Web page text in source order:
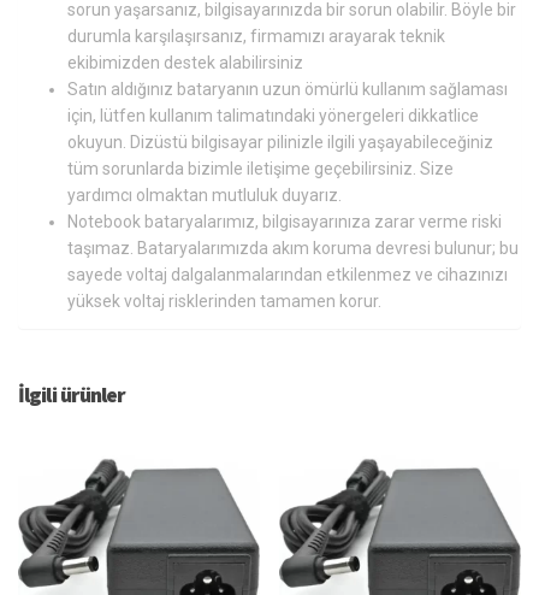
sorun yaşarsanız, bilgisayarınızda bir sorun olabilir. Böyle bir
durumla karşılaşırsanız, firmamızı arayarak teknik
ekibimizden destek alabilirsiniz
Satın aldığınız bataryanın uzun ömürlü kullanım sağlaması
için, lütfen kullanım talimatındaki yönergeleri dikkatlice
okuyun. Dizüstü bilgisayar pilinizle ilgili yaşayabileceğiniz
tüm sorunlarda bizimle iletişime geçebilirsiniz. Size
yardımcı olmaktan mutluluk duyarız.
Notebook bataryalarımız, bilgisayarınıza zarar verme riski
taşımaz. Bataryalarımızda akım koruma devresi bulunur; bu
sayede voltaj dalgalanmalarından etkilenmez ve cihazınızı
yüksek voltaj risklerinden tamamen korur.
İlgili ürünler